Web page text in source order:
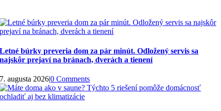
Letné búrky preveria dom za pár minút. Odložený servis sa
najskôr prejaví na bránach, dverách a tienení
7. augusta 2026|0 Comments